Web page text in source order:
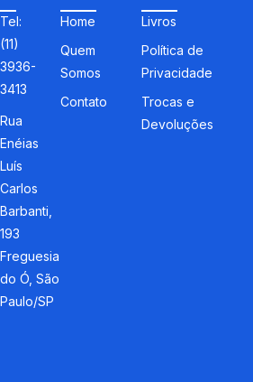
Tel:
(11)
3936-
3413
Rua
Enéias
Luís
Carlos
Barbanti,
193
Freguesia
do Ó, São
Paulo/SP
Home
Quem
Somos
Contato
Livros
Política de
Privacidade
Trocas e
Devoluções